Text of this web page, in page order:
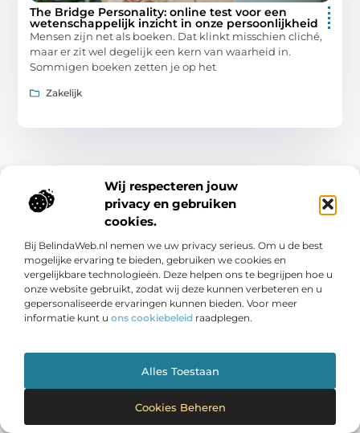
Wij respecteren jouw
privacy en gebruiken
cookies.
Bij BelindaWeb.nl nemen we uw privacy serieus. Om u de best
mogelijke ervaring te bieden, gebruiken we cookies en
vergelijkbare technologieën. Deze helpen ons te begrijpen hoe u
onze website gebruikt, zodat wij deze kunnen verbeteren en u
gepersonaliseerde ervaringen kunnen bieden. Voor meer
informatie kunt u ons cookiebeleid raadplegen.
Alles Toestaan
Cookies Beheren
The Bridge Personality: online test voor een
wetenschappelijk inzicht in onze persoonlijkheid
Mensen zijn net als boeken. Dat klinkt misschien cliché,
maar er zit wel degelijk een kern van waarheid in.
Sommigen boeken zetten je op het
Zakelijk
Van nieuws dat je raakt tot verhalen die inspireren –
je leest het op Nieuwsexpress.nl
Blijf op de hoogte met prikkelende artikelen, actuele
Onze informatie